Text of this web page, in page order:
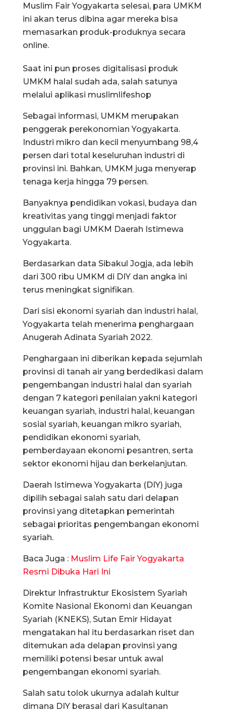
Muslim Fair Yogyakarta selesai, para UMKM
ini akan terus dibina agar mereka bisa
memasarkan produk-produknya secara
online.
Saat ini pun proses digitalisasi produk
UMKM halal sudah ada, salah satunya
melalui aplikasi muslimlifeshop
Sebagai informasi, UMKM merupakan
penggerak perekonomian Yogyakarta.
Industri mikro dan kecil menyumbang 98,4
persen dari total keseluruhan industri di
provinsi ini. Bahkan, UMKM juga menyerap
tenaga kerja hingga 79 persen.
Banyaknya pendidikan vokasi, budaya dan
kreativitas yang tinggi menjadi faktor
unggulan bagi UMKM Daerah Istimewa
Yogyakarta.
Berdasarkan data Sibakul Jogja, ada lebih
dari 300 ribu UMKM di DIY dan angka ini
terus meningkat signifikan.
Dari sisi ekonomi syariah dan industri halal,
Yogyakarta telah menerima penghargaan
Anugerah Adinata Syariah 2022.
Penghargaan ini diberikan kepada sejumlah
provinsi di tanah air yang berdedikasi dalam
pengembangan industri halal dan syariah
dengan 7 kategori penilaian yakni kategori
keuangan syariah, industri halal, keuangan
sosial syariah, keuangan mikro syariah,
pendidikan ekonomi syariah,
pemberdayaan ekonomi pesantren, serta
sektor ekonomi hijau dan berkelanjutan.
Daerah Istimewa Yogyakarta (DIY) juga
dipilih sebagai salah satu dari delapan
provinsi yang ditetapkan pemerintah
sebagai prioritas pengembangan ekonomi
syariah.
Baca Juga : Muslim Life Fair Yogyakarta
Resmi Dibuka Hari Ini
Direktur Infrastruktur Ekosistem Syariah
Komite Nasional Ekonomi dan Keuangan
Syariah (KNEKS), Sutan Emir Hidayat
mengatakan hal itu berdasarkan riset dan
ditemukan ada delapan provinsi yang
memiliki potensi besar untuk awal
pengembangan ekonomi syariah.
Salah satu tolok ukurnya adalah kultur
dimana DIY berasal dari Kasultanan